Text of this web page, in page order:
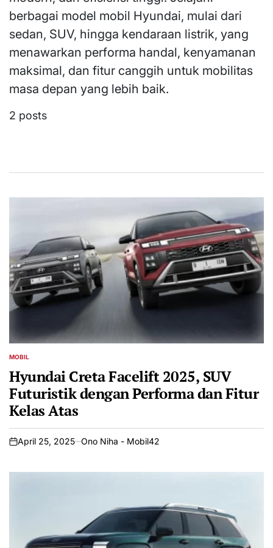
berbagai model mobil Hyundai, mulai dari
sedan, SUV, hingga kendaraan listrik, yang
menawarkan performa handal, kenyamanan
maksimal, dan fitur canggih untuk mobilitas
masa depan yang lebih baik.
2 posts
POSTED
MOBIL
Hyundai Creta Facelift 2025, SUV
Futuristik dengan Performa dan Fitur
Kelas Atas
on
April 25, 2025 Ono Niha - Mobil42